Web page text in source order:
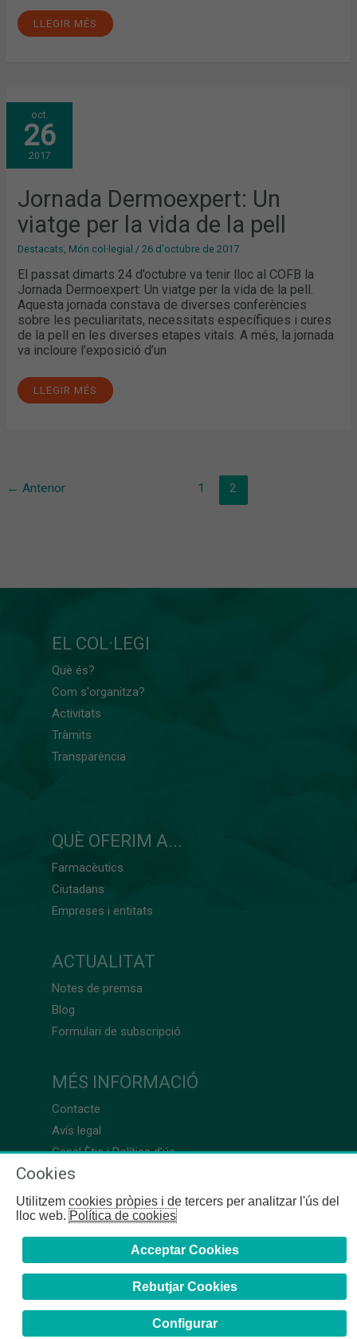
LLEGIR MÉS
oct.
26
2017
Jornada Dermoexpert: Un
viatge per la vida de la pell
Destacats, Món col·legial /26 d'octubre de 2017
El passat dimarts 24 d’octubre va tenir lloc al COFB la
Jornada Dermoexpert: Un viatge per la vida de la pell.
Aquesta jornada constava de diverses conferències
sobre les peculiaritats, necessitats específiques i cures
de la pell en les diverses etapes vitals. A més, la jornada
va incloure l’exposició d’un
JORNADA
DERMOEXPERT:
UN
VIATGE
PER
LA
VIDA
PELL
LLEGIR MÉS
← Anterior 1 2
EL COL·LEGI
Què és?
Com s'organitza?
Activitats
Tràmits
Transparència
QUÈ OFERIM A...
Farmacèutics
Ciutadans
Empreses i entitats
ACTUALITAT
Notes de premsa
Blog
Formulari de subscripció
MÉS INFORMACIÓ
Contacte
Avís legal
Canal Ètic i Política d’ús
Cookies
Utilitzem cookies pròpies i de tercers per analitzar l'ús del
lloc web.Política de cookies
Acceptar Cookies
Rebutjar Cookies
Configurar